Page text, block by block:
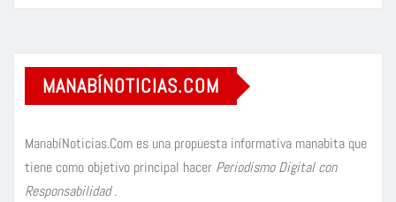
MANABÍNOTICIAS.COM
ManabíNoticias.Com es una propuesta informativa manabita que
tiene como objetivo principal hacer Periodismo Digital con
Responsabilidad.